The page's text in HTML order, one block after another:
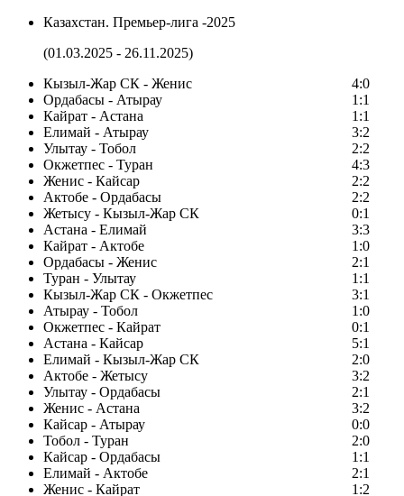
Казахстан. Премьер-лига -2025
(01.03.2025 - 26.11.2025)
Кызыл-Жар СК - Женис
4:0
Ордабасы - Атырау
1:1
Кайрат - Астана
1:1
Елимай - Атырау
3:2
Улытау - Тобол
2:2
Окжетпес - Туран
4:3
Женис - Кайсар
2:2
Актобе - Ордабасы
2:2
Жетысу - Кызыл-Жар СК
0:1
Астана - Елимай
3:3
Кайрат - Актобе
1:0
Ордабасы - Женис
2:1
Туран - Улытау
1:1
Кызыл-Жар СК - Окжетпес
3:1
Атырау - Тобол
1:0
Окжетпес - Кайрат
0:1
Астана - Кайсар
5:1
Елимай - Кызыл-Жар СК
2:0
Актобе - Жетысу
3:2
Улытау - Ордабасы
2:1
Женис - Астана
3:2
Кайсар - Атырау
0:0
Тобол - Туран
2:0
Кайсар - Ордабасы
1:1
Елимай - Актобе
2:1
Женис - Кайрат
1:2